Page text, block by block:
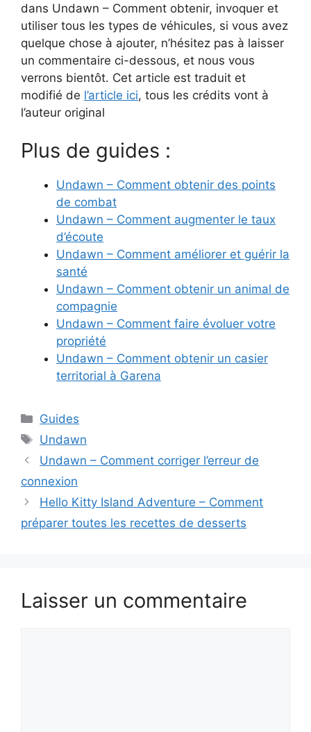
dans Undawn – Comment obtenir, invoquer et
utiliser tous les types de véhicules, si vous avez
quelque chose à ajouter, n’hésitez pas à laisser
un commentaire ci-dessous, et nous vous
verrons bientôt. Cet article est traduit et
modifié de l’article ici, tous les crédits vont à
l’auteur original
Plus de guides :
Undawn – Comment obtenir des points
de combat
Undawn – Comment augmenter le taux
d’écoute
Undawn – Comment améliorer et guérir la
santé
Undawn – Comment obtenir un animal de
compagnie
Undawn – Comment faire évoluer votre
propriété
Undawn – Comment obtenir un casier
territorial à Garena
Catégories
Guides
Étiquettes
Undawn
Undawn – Comment corriger l’erreur de
connexion
Hello Kitty Island Adventure – Comment
préparer toutes les recettes de desserts
Laisser un commentaire